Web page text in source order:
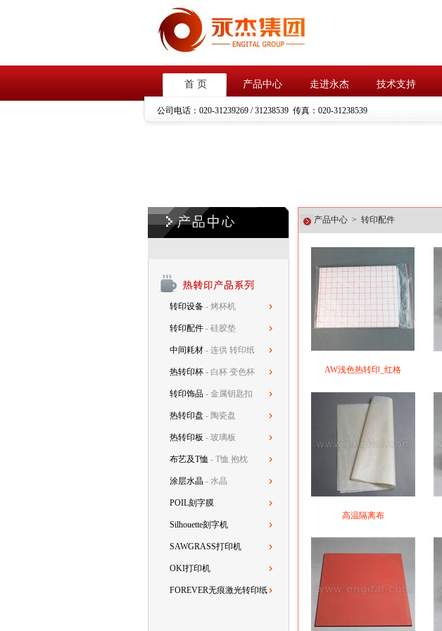
首 页 产品中心 走进永杰 技术支持
公司电话： 020-31239269 / 31238539 传真： 020-31238539
转印设备 - 烤杯机
转印配件 - 硅胶垫
中间耗材 - 连供 转印纸
热转印杯 - 白杯 变色杯
转印饰品 - 金属钥匙扣
热转印盘 - 陶瓷盘
热转印板 - 玻璃板
布艺及T恤 - T恤 抱枕
涂层水晶 - 水晶
POIL刻字膜
Silhouette刻字机
SAWGRASS打印机
OKI打印机
FOREVER无痕激光转印纸
产品中心 > 转印配件
AW浅色热转印_红格
高温隔离布